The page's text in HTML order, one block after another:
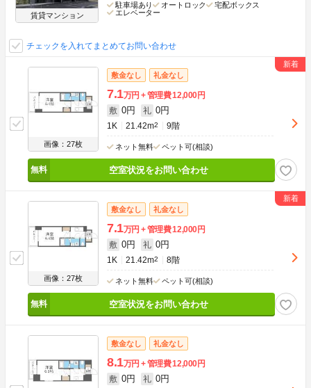
賃貸マンション
駐車場あり オートロック
宅配ボックス
エレベーター
チェックを入れてまとめてお問い合わせ
画像：27枚
敷金なし 礼金なし
7.1万円 管理費12,000円
敷 0円 礼 0円
1K 21.42m2 9階
ネット無料 ペット可(相談)
空室状況をお問い合わせ
画像：27枚
敷金なし 礼金なし
7.1万円 管理費12,000円
敷 0円 礼 0円
1K 21.42m2 8階
ネット無料 ペット可(相談)
空室状況をお問い合わせ
敷金なし 礼金なし
8.1万円 管理費12,000円
敷 0円 礼 0円